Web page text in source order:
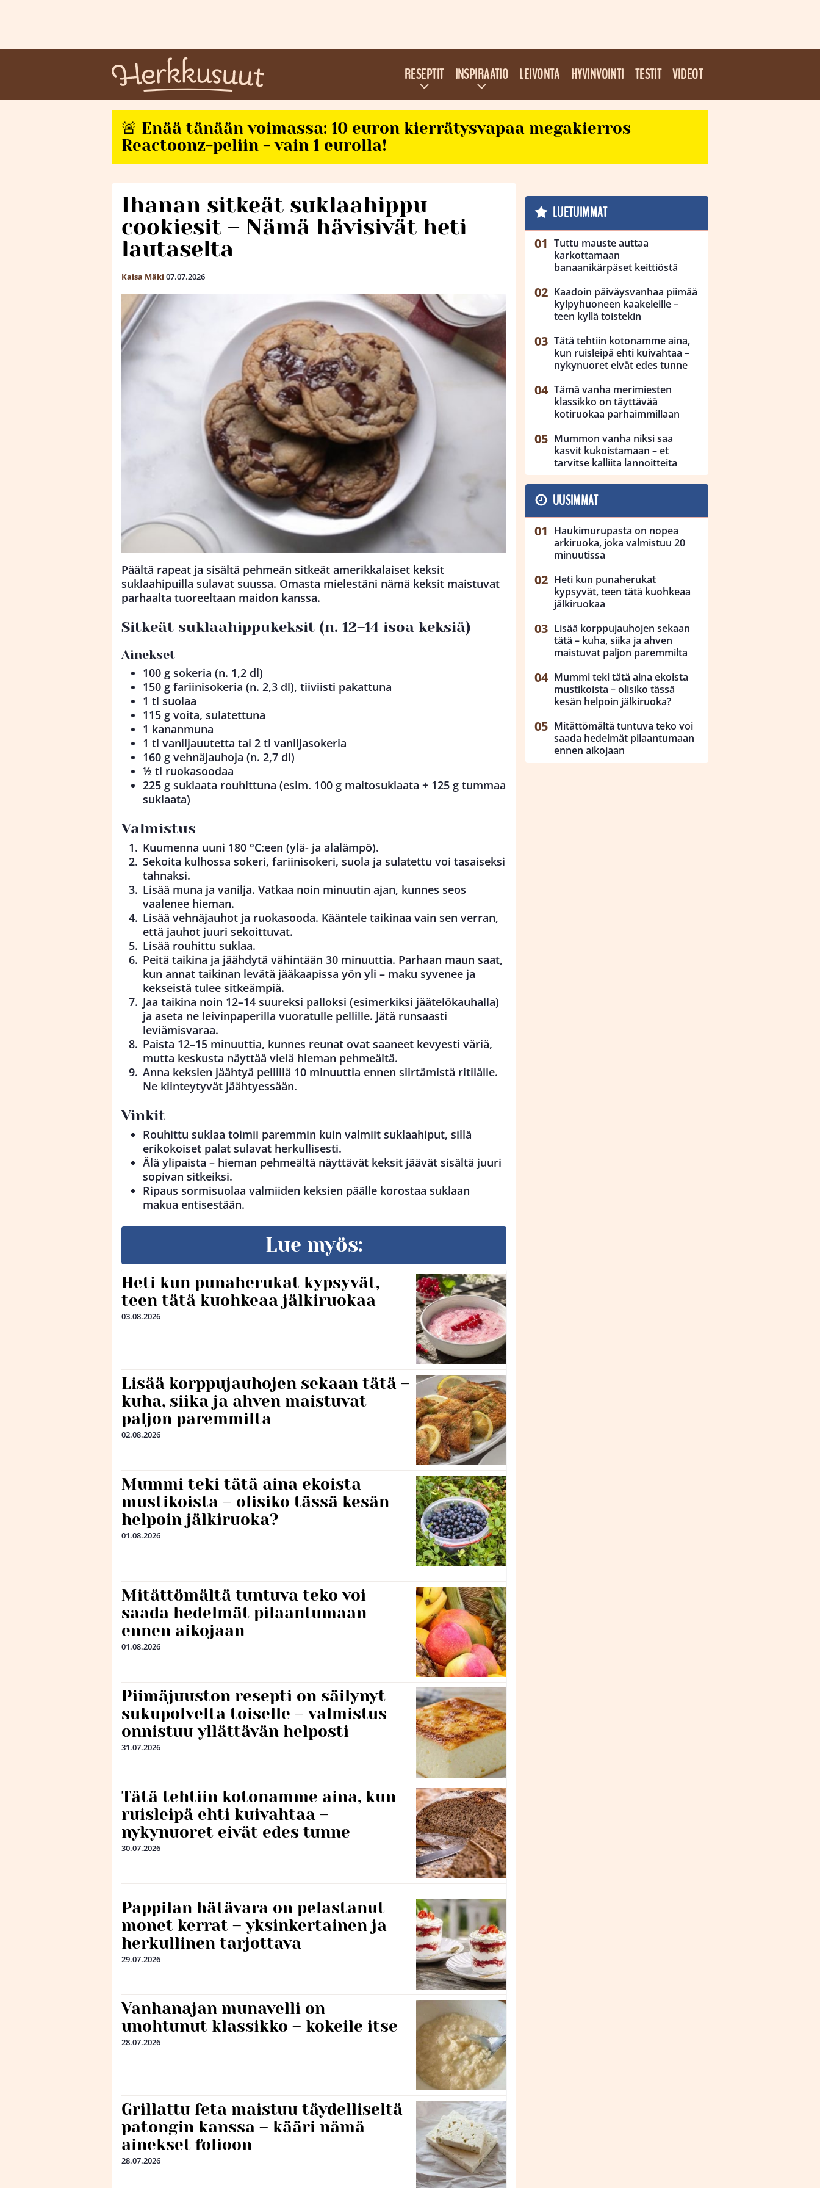
RESEPTIT INSPIRAATIO LEIVONTA HYVINVOINTI TESTIT VIDEOT
🚨 Enää tänään voimassa: 10 euron kierrätysvapaa megakierros
Reactoonz-peliin - vain 1 eurolla!
Ihanan sitkeät suklaahippu
cookiesit – Nämä hävisivät heti
lautaselta
Kaisa Mäki 07.07.2026
Päältä rapeat ja sisältä pehmeän sitkeät amerikkalaiset keksit
suklaahipuilla sulavat suussa. Omasta mielestäni nämä keksit maistuvat
parhaalta tuoreeltaan maidon kanssa.
Sitkeät suklaahippukeksit (n. 12–14 isoa keksiä)
Ainekset
100 g sokeria (n. 1,2 dl)
150 g fariinisokeria (n. 2,3 dl), tiiviisti pakattuna
1 tl suolaa
115 g voita, sulatettuna
1 kananmuna
1 tl vaniljauutetta tai 2 tl vaniljasokeria
160 g vehnäjauhoja (n. 2,7 dl)
½ tl ruokasoodaa
225 g suklaata rouhittuna (esim. 100 g maitosuklaata + 125 g tummaa
suklaata)
Valmistus
Kuumenna uuni 180 °C:een (ylä- ja alalämpö).
Sekoita kulhossa sokeri, fariinisokeri, suola ja sulatettu voi tasaiseksi
tahnaksi.
Lisää muna ja vanilja. Vatkaa noin minuutin ajan, kunnes seos
vaalenee hieman.
Lisää vehnäjauhot ja ruokasooda. Kääntele taikinaa vain sen verran,
että jauhot juuri sekoittuvat.
Lisää rouhittu suklaa.
Peitä taikina ja jäähdytä vähintään 30 minuuttia. Parhaan maun saat,
kun annat taikinan levätä jääkaapissa yön yli – maku syvenee ja
kekseistä tulee sitkeämpiä.
Jaa taikina noin 12–14 suureksi palloksi (esimerkiksi jäätelökauhalla)
ja aseta ne leivinpaperilla vuoratulle pellille. Jätä runsaasti
leviämisvaraa.
Paista 12–15 minuuttia, kunnes reunat ovat saaneet kevyesti väriä,
mutta keskusta näyttää vielä hieman pehmeältä.
Anna keksien jäähtyä pellillä 10 minuuttia ennen siirtämistä ritilälle.
Ne kiinteytyvät jäähtyessään.
Vinkit
Rouhittu suklaa toimii paremmin kuin valmiit suklaahiput, sillä
erikokoiset palat sulavat herkullisesti.
Älä ylipaista – hieman pehmeältä näyttävät keksit jäävät sisältä juuri
sopivan sitkeiksi.
Ripaus sormisuolaa valmiiden keksien päälle korostaa suklaan
makua entisestään.
Lue myös:
Heti kun punaherukat kypsyvät,
teen tätä kuohkeaa jälkiruokaa
03.08.2026
Lisää korppujauhojen sekaan tätä –
kuha, siika ja ahven maistuvat
paljon paremmilta
02.08.2026
Mummi teki tätä aina ekoista
mustikoista – olisiko tässä kesän
helpoin jälkiruoka?
01.08.2026
Mitättömältä tuntuva teko voi
saada hedelmät pilaantumaan
ennen aikojaan
01.08.2026
Piimäjuuston resepti on säilynyt
sukupolvelta toiselle – valmistus
onnistuu yllättävän helposti
31.07.2026
Tätä tehtiin kotonamme aina, kun
ruisleipä ehti kuivahtaa –
nykynuoret eivät edes tunne
30.07.2026
Pappilan hätävara on pelastanut
monet kerrat – yksinkertainen ja
herkullinen tarjottava
29.07.2026
Vanhanajan munavelli on
unohtunut klassikko – kokeile itse
28.07.2026
Grillattu feta maistuu täydelliseltä
patongin kanssa – kääri nämä
ainekset folioon
28.07.2026
LUETUIMMAT
Tuttu mauste auttaa
karkottamaan
banaanikärpäset keittiöstä
Kaadoin päiväysvanhaa piimää
kylpyhuoneen kaakeleille –
teen kyllä toistekin
Tätä tehtiin kotonamme aina,
kun ruisleipä ehti kuivahtaa –
nykynuoret eivät edes tunne
Tämä vanha merimiesten
klassikko on täyttävää
kotiruokaa parhaimmillaan
Mummon vanha niksi saa
kasvit kukoistamaan – et
tarvitse kalliita lannoitteita
UUSIMMAT
Haukimurupasta on nopea
arkiruoka, joka valmistuu 20
minuutissa
Heti kun punaherukat
kypsyvät, teen tätä kuohkeaa
jälkiruokaa
Lisää korppujauhojen sekaan
tätä – kuha, siika ja ahven
maistuvat paljon paremmilta
Mummi teki tätä aina ekoista
mustikoista – olisiko tässä
kesän helpoin jälkiruoka?
Mitättömältä tuntuva teko voi
saada hedelmät pilaantumaan
ennen aikojaan